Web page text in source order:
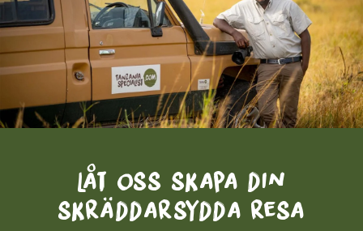
Låt oss skapa din
skräddarsydda resa